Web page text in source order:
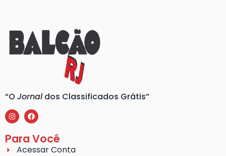
“O Jornaldos Classificados Grátis”
Para Você
Acessar Conta